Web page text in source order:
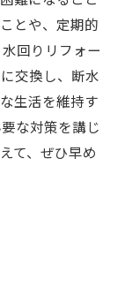
とや、定期的
回りリフォー
交換し、断水
生活を維持す
な対策を講じ
て、ぜひ早め